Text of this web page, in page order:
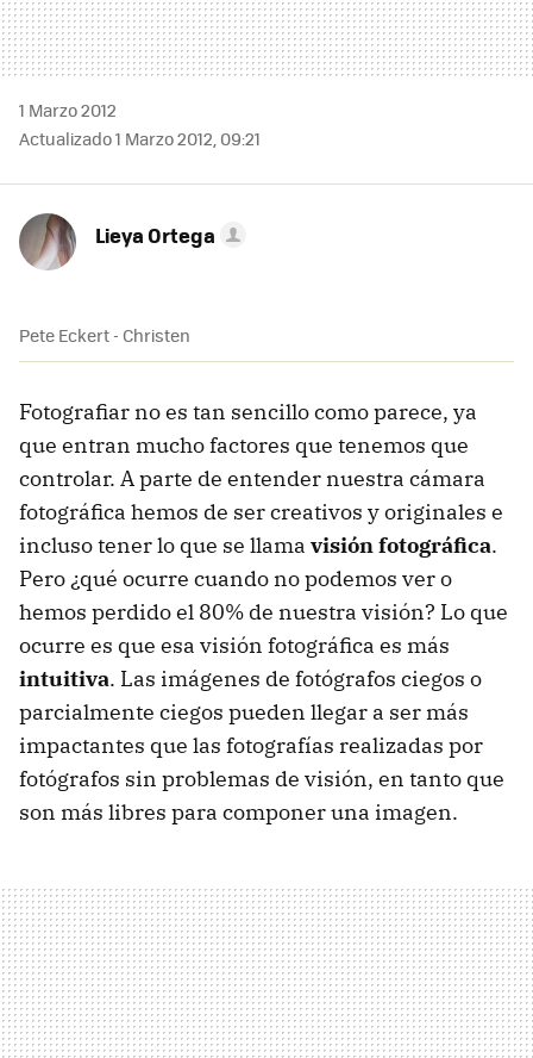
1 Marzo 2012
Actualizado 1 Marzo 2012, 09:21
Lieya Ortega
Pete Eckert - Christen
Fotografiar no es tan sencillo como parece, ya
que entran mucho factores que tenemos que
controlar. A parte de entender nuestra cámara
fotográfica hemos de ser creativos y originales e
incluso tener lo que se llama visión fotográfica.
Pero ¿qué ocurre cuando no podemos ver o
hemos perdido el 80% de nuestra visión? Lo que
ocurre es que esa visión fotográfica es más
intuitiva. Las imágenes de fotógrafos ciegos o
parcialmente ciegos pueden llegar a ser más
impactantes que las fotografías realizadas por
fotógrafos sin problemas de visión, en tanto que
son más libres para componer una imagen.